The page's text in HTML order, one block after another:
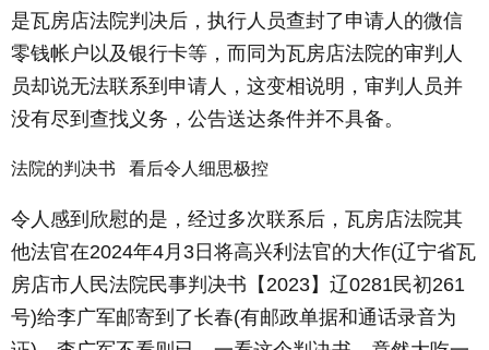
是瓦房店法院判决后，执行人员查封了申请人的微信
零钱帐户以及银行卡等，而同为瓦房店法院的审判人
员却说无法联系到申请人，这变相说明，审判人员并
没有尽到查找义务，公告送达条件并不具备。
法院的判决书 看后令人细思极控
令人感到欣慰的是，经过多次联系后，瓦房店法院其
他法官在2024年4月3日将高兴利法官的大作(辽宁省瓦
房店市人民法院民事判决书【2023】辽0281民初261
号)给李广军邮寄到了长春(有邮政单据和通话录音为